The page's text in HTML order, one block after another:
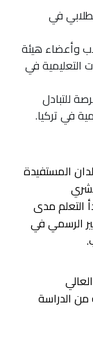
في
وأعضاء هيئة
التعليمية في
للتبادل
في تركيا.
المستفيدة
التعلم مدى
الرسمي في
أوروبية من الدراسة